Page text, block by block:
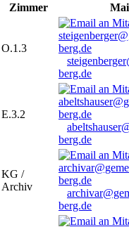
Zimmer
O.1.3
berg.de
E.3.2
berg.de
KG /
Archiv
berg.de